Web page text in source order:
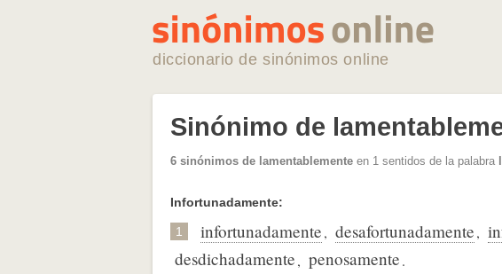
diccionario de sinónimos online
Sinónimo de
6 sinónimos de lamentablemente en 1 sentidos de la palabra
Infortunadamente:
1 infortunadamente, desafortunadamente,
desdichadamente, penosamente.